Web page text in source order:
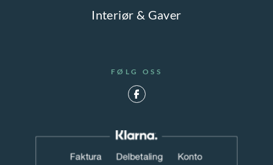
Interiør & Gaver
FØLG OSS